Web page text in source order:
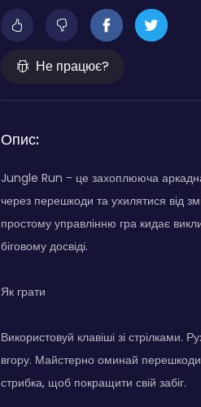
Не працює?
Опис:
Jungle Run - це захоплююча аркадна
через перешкоди та ухилятися від
простому управлінню гра кидає
біговому досвіді.
Як грати
Використовуй клавіші зі стрілками.
вгору. Майстерно оминай перешкоди
стрибка, щоб покращити свій забіг.